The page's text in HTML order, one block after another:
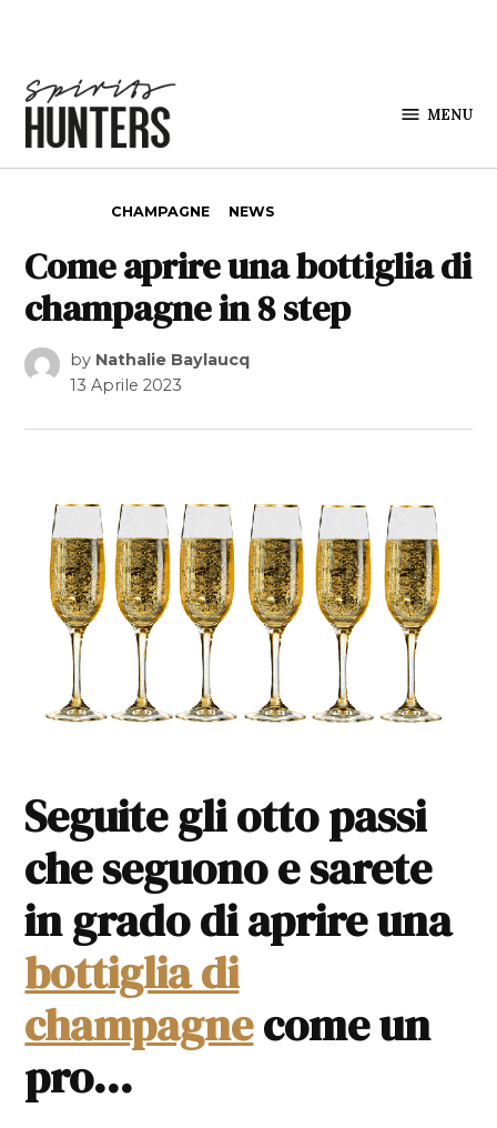
MENU
CHAMPAGNE NEWS
Come aprire una bottiglia di
champagne in 8 step
by Nathalie Baylaucq
13 Aprile 2023
Seguite gli otto passi
che seguono e sarete
in grado di aprire una
bottiglia di
champagnecome un
pro…